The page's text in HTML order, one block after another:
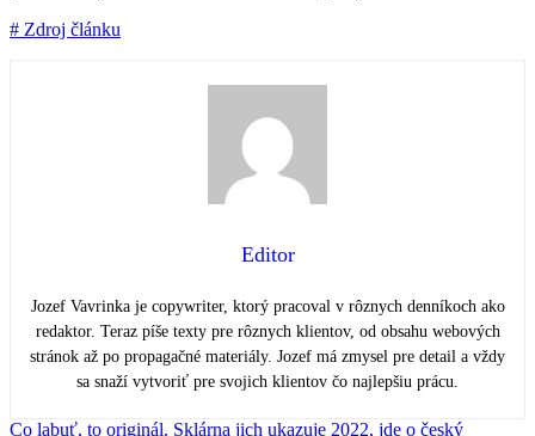
# Zdroj článku
Editor
Jozef Vavrinka je copywriter, ktorý pracoval v rôznych denníkoch ako
redaktor. Teraz píše texty pre rôznych klientov, od obsahu webových
stránok až po propagačné materiály. Jozef má zmysel pre detail a vždy
sa snaží vytvoriť pre svojich klientov čo najlepšiu prácu.
Co labuť, to originál. Sklárna jich ukazuje 2022, jde o český